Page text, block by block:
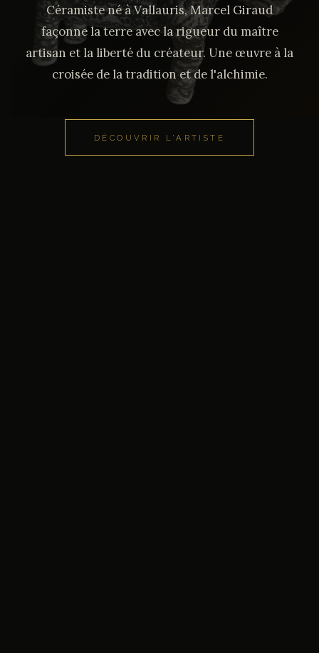
Céramiste né à Vallauris, Marcel Giraud
façonne la terre avec la rigueur du maître
artisan et la liberté du créateur. Une œuvre à la
croisée de la tradition et de l'alchimie.
DÉCOUVRIR L'ARTISTE